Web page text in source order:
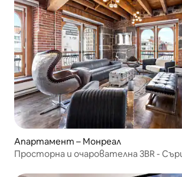
Апартамент – Монреал
Просторна и очарователна 3BR -